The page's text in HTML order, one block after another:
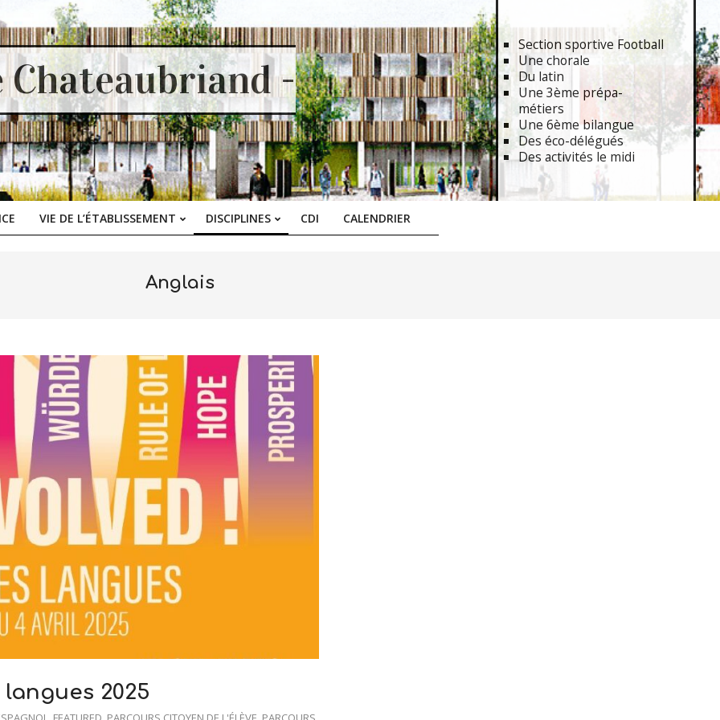
Chateaubriand -
Section sportive Football
Une chorale
Du latin
Une 3ème prépa-
métiers
Une 6ème bilangue
Des éco-délégués
Des activités le midi
Primary
VIE DE L’ÉTABLISSEMENT DISCIPLINES CDI CALENDRIER
Anglais
2025